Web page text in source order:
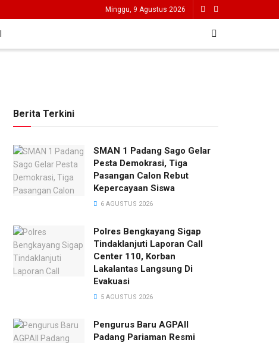
Minggu, 9 Agustus 2026
Berita Terkini
SMAN 1 Padang Sago Gelar
Pesta Demokrasi, Tiga
Pasangan Calon Rebut
Kepercayaan Siswa
6 AGUSTUS 2026
Polres Bengkayang Sigap
Tindaklanjuti Laporan Call
Center 110, Korban
Lakalantas Langsung Di
Evakuasi
5 AGUSTUS 2026
Pengurus Baru AGPAII
Padang Pariaman Resmi